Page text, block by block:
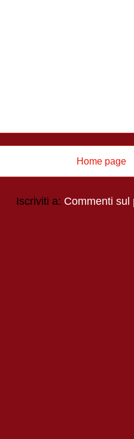
Home page
Iscriviti a: Commenti sul